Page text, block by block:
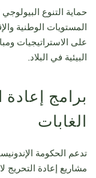
حماية التنوع
المستويات الوطنية
على الاستراتيجيات
البيئية في البلاد.
برامج إعادة
الغابات
تدعم الحكومة
مشاريع إعادة التحريج